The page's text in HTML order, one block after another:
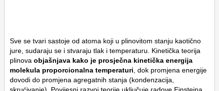
Sve se tvari sastoje od atoma koji u plinovitom stanju kaotično
jure, sudaraju se i stvaraju tlak i temperaturu. Kinetička teorija
plinova objašnjava kako je prosječna kinetička energija
molekula proporcionalna temperaturi , dok promjena energije
dovodi do promjena agregatnih stanja (kondenzacija,